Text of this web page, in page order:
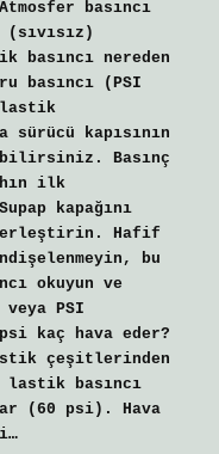
basıncı
basıncı nereden
basıncı (PSI
lastik
kapısının
Basınç
ilk
kapağını
yerleştirin. Hafif
bu
okuyun ve
PSI
kaç hava eder?
çeşitlerinden
lastik basıncı
(60 psi). Hava